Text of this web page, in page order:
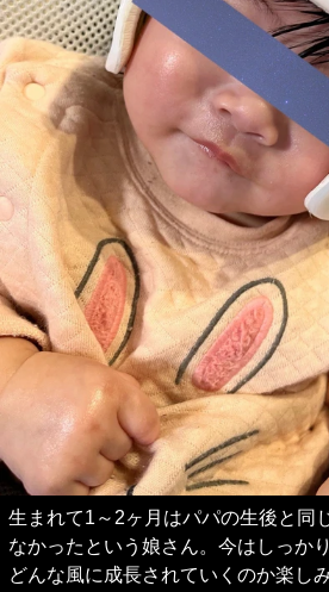
生まれて1～2ヶ月はパパの生後と同
なかったという娘さん。今はしっか
どんな風に成長されていくのか楽し